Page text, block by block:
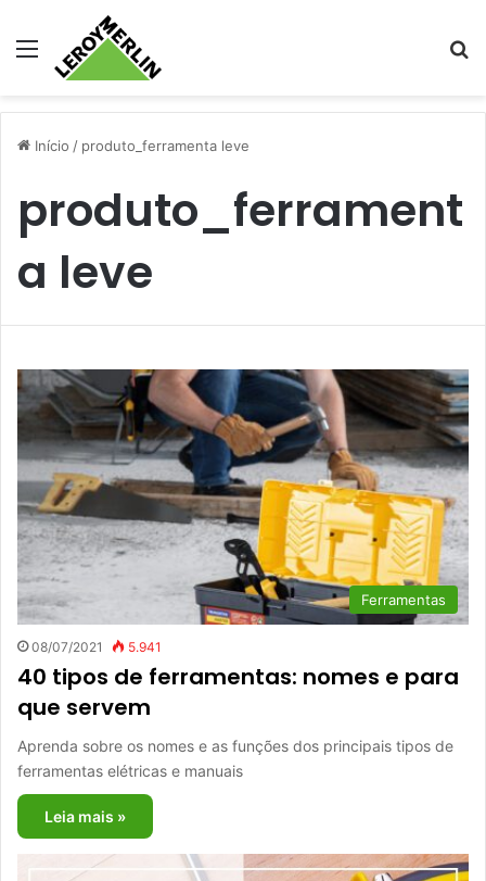
Menu
Início / produto_ferramenta leve
produto_ferrament
a leve
Ferramentas
08/07/2021 5.941
40 tipos de ferramentas: nomes e para
que servem
Aprenda sobre os nomes e as funções dos principais tipos de
ferramentas elétricas e manuais
Leia mais »